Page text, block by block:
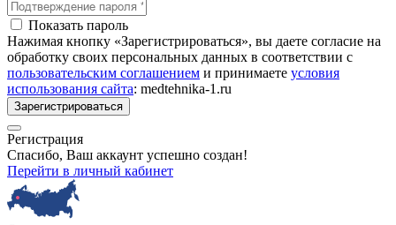
Показать пароль
Нажимая кнопку «Зарегистрироваться», вы даете согласие на
обработку своих персональных данных в соответствии с
пользовательским соглашением и принимаете условия
использования сайта: medtehnika-1.ru
Зарегистрироваться
Регистрация
Спасибо, Ваш аккаунт успешно создан!
Перейти в личный кабинет